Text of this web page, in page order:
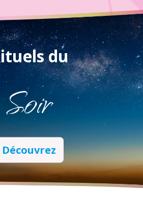
du
Soir
Découvrez